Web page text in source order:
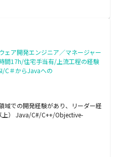
ェア開発エンジニア／マネージャー
間17h/住宅手当有/上流工程の経験
C＃からJavaへの
域での開発経験があり、リーダー経
上） Java/C#/C++/Objective-